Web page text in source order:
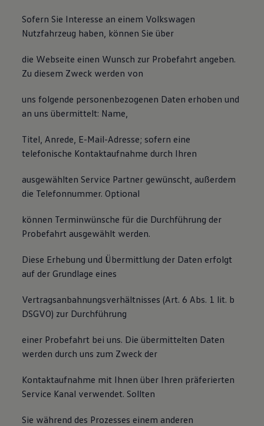
Sofern Sie Interesse an einem Volkswagen
Nutzfahrzeug haben, können Sie über
die Webseite einen Wunsch zur Probefahrt angeben.
Zu diesem Zweck werden von
uns folgende personenbezogenen Daten erhoben und
an uns übermittelt: Name,
Titel, Anrede, E-Mail-Adresse; sofern eine
telefonische Kontaktaufnahme durch Ihren
ausgewählten Service Partner gewünscht, außerdem
die Telefonnummer. Optional
können Terminwünsche für die Durchführung der
Probefahrt ausgewählt werden.
Diese Erhebung und Übermittlung der Daten erfolgt
auf der Grundlage eines
Vertragsanbahnungsverhältnisses (Art. 6 Abs. 1 lit. b
DSGVO) zur Durchführung
einer Probefahrt bei uns. Die übermittelten Daten
werden durch uns zum Zweck der
Kontaktaufnahme mit Ihnen über Ihren präferierten
Service Kanal verwendet. Sollten
Sie während des Prozesses einem anderen